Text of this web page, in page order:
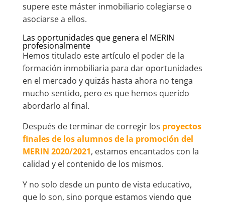
supere este máster inmobiliario colegiarse o
asociarse a ellos.
Las oportunidades que genera el MERIN
profesionalmente
Hemos titulado este artículo el poder de la
formación inmobiliaria para dar oportunidades
en el mercado y quizás hasta ahora no tenga
mucho sentido, pero es que hemos querido
abordarlo al final.
Después de terminar de corregir los proyectos
finales de los alumnos de la promoción del
MERIN 2020/2021, estamos encantados con la
calidad y el contenido de los mismos.
Y no solo desde un punto de vista educativo,
que lo son, sino porque estamos viendo que